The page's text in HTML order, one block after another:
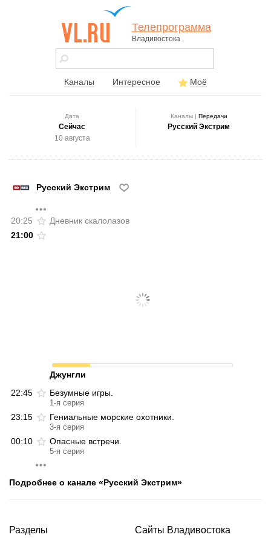
vl.ru - сайт
города
Телепрограмма
Владивостока
Каналы Интересное Моё
Дата
Сейчас
10 августа
Каналы | Передачи
Русский Экстрим
Русский Экстрим
20:25
Дневник скалолазов
21:00
Джунгли
22:45
Безумные игры.
1-я серия
23:15 Гениальные морские охотники.
3-я серия
00:10 Опасные встречи.
5-я серия
Подробнее о канале «Русский Экстрим»
Разделы Сайты Владивостока